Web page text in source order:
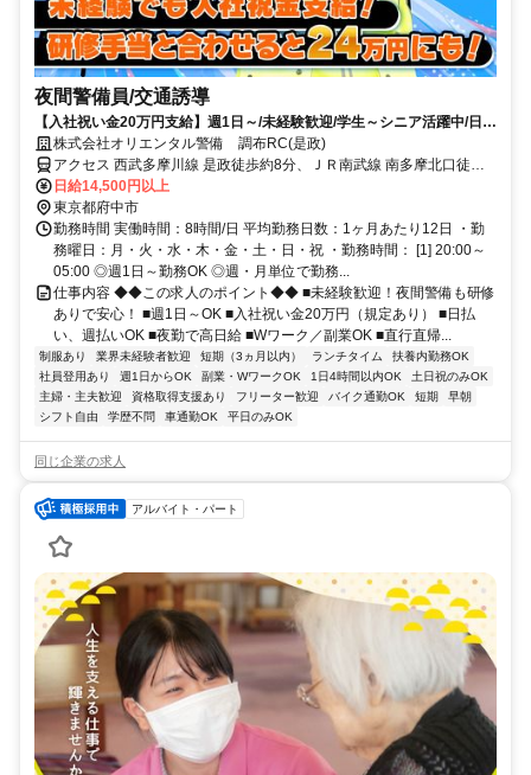
夜間警備員/交通誘導
【入社祝い金20万円支給】週1日～/未経験歓迎/学生～シニア活躍中/日払
い・週払いOK/履歴書不要！
株式会社オリエンタル警備 調布RC(是政)
アクセス 西武多摩川線 是政徒歩約8分、ＪＲ南武線 南多摩北口徒歩
約19分、西武多摩川線 競艇場前（東京都）南口徒歩約20分 (面接地/
調布リクルートセンター)東京都調布市小島町１丁目５－６ アールア
ンドエスビル４F
日給14,500円以上
東京都府中市
勤務時間 実働時間：8時間/日 平均勤務日数：1ヶ月あたり12日 ・勤
務曜日：月・火・水・木・金・土・日・祝 ・勤務時間： [1] 20:00～
05:00 ◎週1日～勤務OK ◎週・月単位で勤務...
仕事内容 ◆◆この求人のポイント◆◆ ■未経験歓迎！夜間警備も研修
ありで安心！ ■週1日～OK ■入社祝い金20万円（規定あり） ■日払
い、週払いOK ■夜勤で高日給 ■Wワーク／副業OK ■直行直帰...
制服あり 業界未経験者歓迎 短期（3ヵ月以内） ランチタイム
扶養内勤務OK
社員登用あり
週1日からOK 副業・WワークOK 1日4時間以内OK
土日祝のみOK
主婦・主夫歓迎
資格取得支援あり フリーター歓迎 バイク通勤OK 短期
早朝
シフト自由
学歴不問 車通勤OK 平日のみOK
同じ企業の求人
アルバイト・パート